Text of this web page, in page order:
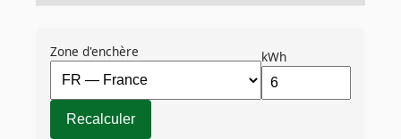
Zone d'enchère kWh
Recalculer